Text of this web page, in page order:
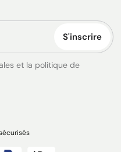
S'inscrire
et la politique de